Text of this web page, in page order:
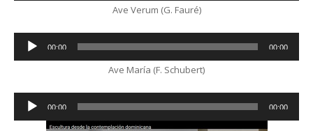
Ave Verum (G. Fauré)
Player
00:00 00:00
Ave María (F. Schubert)
Player
00:00 00:00